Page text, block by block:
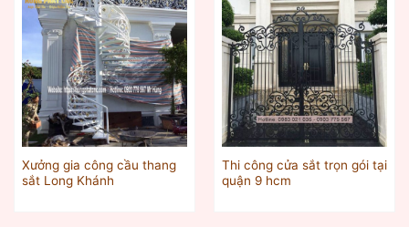
Xưởng gia công cầu thang
sắt Long Khánh
Thi công cửa sắt trọn gói tại
quận 9 hcm